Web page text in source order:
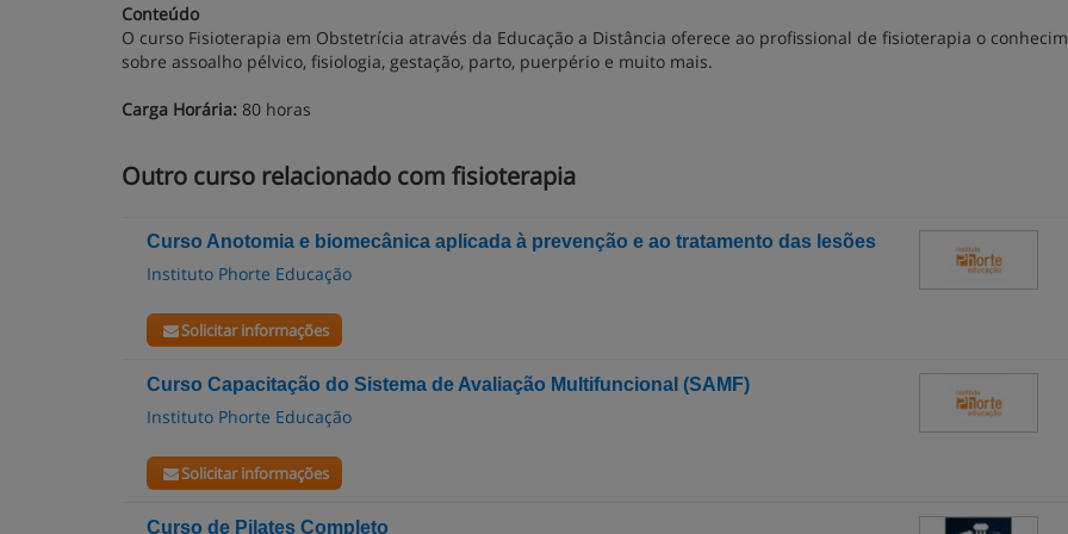
Conteúdo
O curso Fisioterapia em Obstetrícia através da Educação a Distância oferece ao profissional de fisioterapia o
sobre assoalho pélvico, fisiologia, gestação, parto, puerpério e muito mais.
Carga Horária: 80 horas
Outro curso relacionado com fisioterapia
Curso Anotomia e biomecânica aplicada à prevenção e ao tratamento das lesões
Instituto Phorte Educação
Solicitar informações
Curso Capacitação do Sistema de Avaliação Multifuncional (SAMF)
Instituto Phorte Educação
Solicitar informações
Curso de Pilates Completo